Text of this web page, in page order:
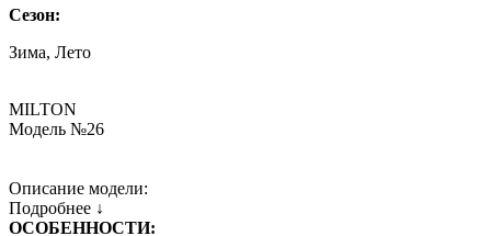
Сезон:
Зима, Лето
MILTON
Модель №26
Описание модели:
Подробнее ↓
ОСОБЕННОСТИ: